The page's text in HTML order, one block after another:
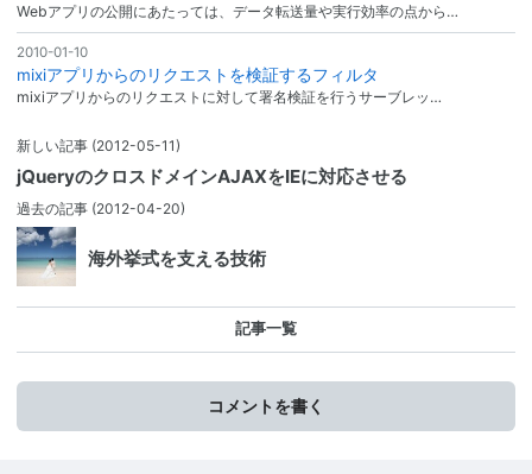
Webアプリの公開にあたっては、データ転送量や実行効率の点から…
2010-01-10
mixiアプリからのリクエストを検証するフィルタ
mixiアプリからのリクエストに対して署名検証を行うサーブレッ…
新しい記事 (2012-05-11)
jQueryのクロスドメインAJAXをIEに対応させる
過去の記事 (2012-04-20)
海外挙式を支える技術
記事一覧
コメントを書く